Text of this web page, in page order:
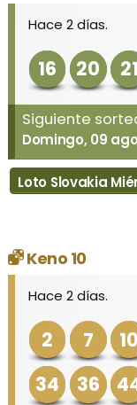
Hace 2 días.
16 20 21
Siguiente
Domingo, 09
Loto Slovakia
Keno 10
Hace 2 días.
2 7 10
34
36